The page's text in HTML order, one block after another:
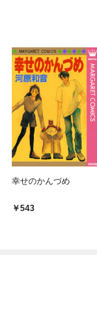
幸せのかんづめ
543